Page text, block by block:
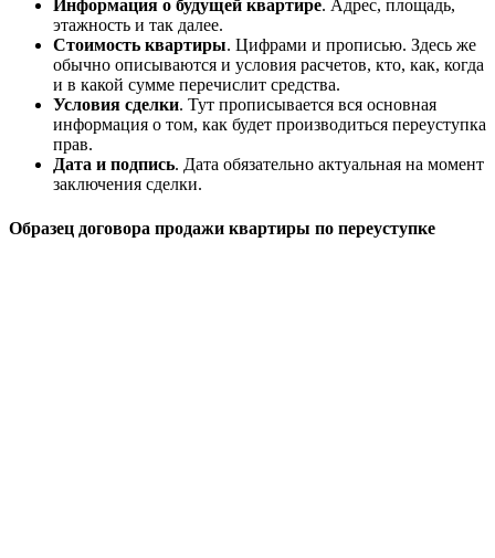
Информация о будущей квартире. Адрес, площадь,
этажность и так далее.
Стоимость квартиры. Цифрами и прописью. Здесь же
обычно описываются и условия расчетов, кто, как, когда
и в какой сумме перечислит средства.
Условия сделки. Тут прописывается вся основная
информация о том, как будет производиться переуступка
прав.
Дата и подпись. Дата обязательно актуальная на момент
заключения сделки.
Образец договора продажи квартиры по переуступке